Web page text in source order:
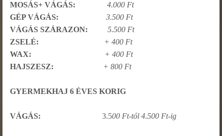
MOSÁS+ VÁGÁS:
4.000 Ft
GÉP VÁGÁS:
3.500 Ft
VÁGÁS SZÁRAZON:
5.500 Ft
ZSELÉ: + 400 Ft
WAX:
+ 400 Ft
HAJSZESZ:
+ 800 Ft
GYERMEKHAJ 6 ÉVES KORIG
VÁGÁS: 3.500 Ft-tól 4.500 Ft-ig